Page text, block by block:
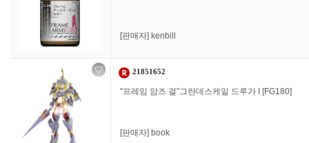
[판매자] kenbill
21851652
"프레임 암즈 걸"그란데스케일 드루가 I [FG180]
[판매자] book